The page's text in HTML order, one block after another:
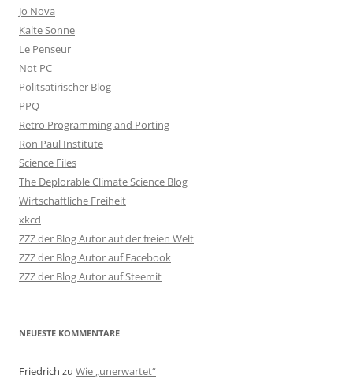
Jo Nova
Kalte Sonne
Le Penseur
Not PC
Politsatirischer Blog
PPQ
Retro Programming and Porting
Ron Paul Institute
Science Files
The Deplorable Climate Science Blog
Wirtschaftliche Freiheit
xkcd
ZZZ der Blog Autor auf der freien Welt
ZZZ der Blog Autor auf Facebook
ZZZ der Blog Autor auf Steemit
NEUESTE KOMMENTARE
Friedrich zu Wie „unerwartet“